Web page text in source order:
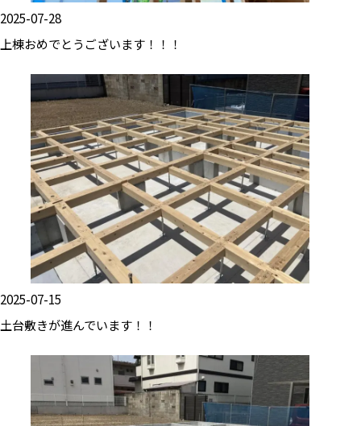
2025-07-28
上棟おめでとうございます！！！
2025-07-15
土台敷きが進んでいます！！